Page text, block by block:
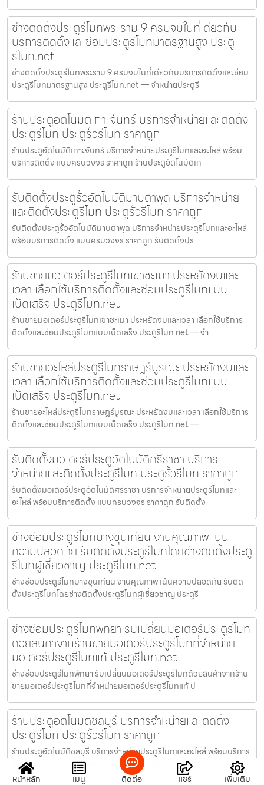
ช่างติดตั้งประตูรีโมทพระราม 9 ครบจบในที่เดียวกับ
บริการติดตั้งและซ่อมประตูรีโมทมาตรฐานสูง ประตู
รีโมท.net
ช่างติดตั้งประตูรีโมทพระราม 9 ครบจบในที่เดียวกับบริการติดตั้งและซ่อม
ประตูรีโมทมาตรฐานสูง ประตูรีโมท.net — จำหน่ายประตูรี
ร้านประตูอัตโนมัติเกาะจันทร์ บริการจำหน่ายและติดตั้ง
ประตูรีโมท ประตูรั้วรีโมท ราคาถูก
ร้านประตูอัตโนมัติเกาะจันทร์ บริการจำหน่ายประตูรีโมทและอะไหล่ พร้อม
บริการติดตั้ง แบบครบวงจร ราคาถูก ร้านประตูอัตโนมัติเก
รับติดตั้งประตูรั้วอัตโนมัติมาบตาพุด บริการจำหน่าย
และติดตั้งประตูรีโมท ประตูรั้วรีโมท ราคาถูก
รับติดตั้งประตูรั้วอัตโนมัติมาบตาพุด บริการจำหน่ายประตูรีโมทและอะไหล่
พร้อมบริการติดตั้ง แบบครบวงจร ราคาถูก รับติดตั้งปร
ร้านขายมอเตอร์ประตูรีโมทเขาชะเมา ประหยัดงบและ
เวลา เลือกใช้บริการติดตั้งและซ่อมประตูรีโมทแบบ
เบ็ดเสร็จ ประตูรีโมท.net
ร้านขายมอเตอร์ประตูรีโมทเขาชะเมา ประหยัดงบและเวลา เลือกใช้บริการ
ติดตั้งและซ่อมประตูรีโมทแบบเบ็ดเสร็จ ประตูรีโมท.net — จำ
ร้านขายอะไหล่ประตูรีโมทราษฎร์บูรณะ ประหยัดงบและ
เวลา เลือกใช้บริการติดตั้งและซ่อมประตูรีโมทแบบ
เบ็ดเสร็จ ประตูรีโมท.net
ร้านขายอะไหล่ประตูรีโมทราษฎร์บูรณะ ประหยัดงบและเวลา เลือกใช้บริการ
ติดตั้งและซ่อมประตูรีโมทแบบเบ็ดเสร็จ ประตูรีโมท.net —
รับติดตั้งมอเตอร์ประตูอัตโนมัติศรีราชา บริการ
จำหน่ายและติดตั้งประตูรีโมท ประตูรั้วรีโมท ราคาถูก
รับติดตั้งมอเตอร์ประตูอัตโนมัติศรีราชา บริการจำหน่ายประตูรีโมทและ
อะไหล่ พร้อมบริการติดตั้ง แบบครบวงจร ราคาถูก รับติดตั้ง
ช่างซ่อมประตูรีโมทบางขุนเทียน งานคุณภาพ เน้น
ความปลอดภัย รับติดตั้งประตูรีโมทโดยช่างติดตั้งประตู
รีโมทผู้เชี่ยวชาญ ประตูรีโมท.net
ช่างซ่อมประตูรีโมทบางขุนเทียน งานคุณภาพ เน้นความปลอดภัย รับติด
ตั้งประตูรีโมทโดยช่างติดตั้งประตูรีโมทผู้เชี่ยวชาญ ประตูรี
ช่างซ่อมประตูรีโมทพัทยา รับเปลี่ยนมอเตอร์ประตูรีโมท
ด้วยสินค้าจากร้านขายมอเตอร์ประตูรีโมทที่จำหน่าย
มอเตอร์ประตูรีโมทแท้ ประตูรีโมท.net
ช่างซ่อมประตูรีโมทพัทยา รับเปลี่ยนมอเตอร์ประตูรีโมทด้วยสินค้าจากร้าน
ขายมอเตอร์ประตูรีโมทที่จำหน่ายมอเตอร์ประตูรีโมทแท้ ป
ร้านประตูอัตโนมัติชลบุรี บริการจำหน่ายและติดตั้ง
ประตูรีโมท ประตูรั้วรีโมท ราคาถูก
ร้านประตูอัตโนมัติชลบุรี บริการจำหน่ายประตูรีโมทและอะไหล่ พร้อมบริการ
ติดตั้ง แบบครบวงจร ราคาถูก ร้านประตูอัตโนมัติชลบุรี
หน้าหลัก
เมนู ติดต่อ แชร์ เพิ่มเติม